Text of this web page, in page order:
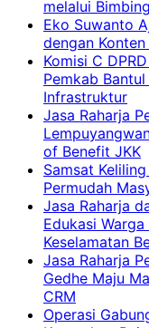
melalui
Eko Suwanto
dengan
Komisi C
Pemkab
Infrastruktur
Jasa Raharja
of Benefit JKK
Samsat
Permudah
Jasa Raharja
Edukasi
Keselamatan
Jasa Raharja
Gedhe Maju
CRM
Operasi